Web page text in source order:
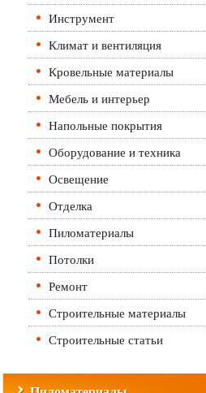
Инструмент
Климат и вентиляция
Кровельные материалы
Мебель и интерьер
Напольные покрытия
Оборудование и техника
Освещение
Отделка
Пиломатериалы
Потолки
Ремонт
Строительные материалы
Строительные статьи